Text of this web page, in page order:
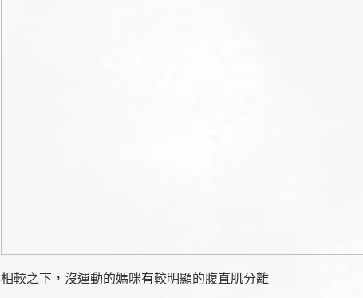
相較之下，沒運動的媽咪有較明顯的腹直肌分離